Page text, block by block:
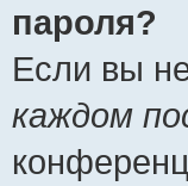
пароля?
Если вы
каждом